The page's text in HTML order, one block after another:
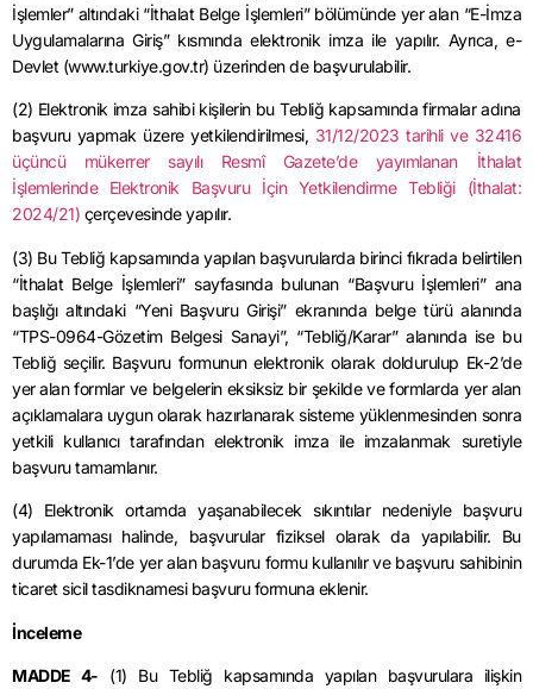
İşlemler” altındaki “İthalat Belge İşlemleri” bölümünde yer alan “E-İmza
Uygulamalarına Giriş” kısmında elektronik imza ile yapılır. Ayrıca, e-
Devlet (www.turkiye.gov.tr) üzerinden de başvurulabilir.
(2) Elektronik imza sahibi kişilerin bu Tebliğ kapsamında firmalar adına
başvuru yapmak üzere yetkilendirilmesi, 31/12/2023 tarihli ve 32416
üçüncü mükerrer sayılı Resmî Gazete’de yayımlanan İthalat
İşlemlerinde Elektronik Başvuru İçin Yetkilendirme Tebliği (İthalat:
2024/21) çerçevesinde yapılır.
(3) Bu Tebliğ kapsamında yapılan başvurularda birinci fıkrada belirtilen
“İthalat Belge İşlemleri” sayfasında bulunan “Başvuru İşlemleri” ana
başlığı altındaki “Yeni Başvuru Girişi” ekranında belge türü alanında
“TPS-0964-Gözetim Belgesi Sanayi”, “Tebliğ/Karar” alanında ise bu
Tebliğ seçilir. Başvuru formunun elektronik olarak doldurulup Ek-2’de
yer alan formlar ve belgelerin eksiksiz bir şekilde ve formlarda yer alan
açıklamalara uygun olarak hazırlanarak sisteme yüklenmesinden sonra
yetkili kullanıcı tarafından elektronik imza ile imzalanmak suretiyle
başvuru tamamlanır.
(4) Elektronik ortamda yaşanabilecek sıkıntılar nedeniyle başvuru
yapılamaması halinde, başvurular fiziksel olarak da yapılabilir. Bu
durumda Ek-1’de yer alan başvuru formu kullanılır ve başvuru sahibinin
ticaret sicil tasdiknamesi başvuru formuna eklenir.
İnceleme
MADDE 4- (1) Bu Tebliğ kapsamında yapılan başvurulara ilişkin